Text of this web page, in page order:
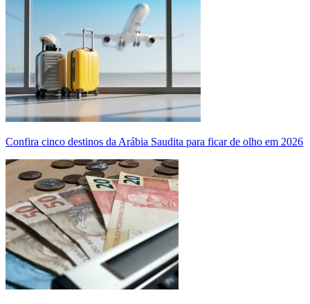
Confira cinco destinos da Arábia Saudita para ficar de olho em 2026